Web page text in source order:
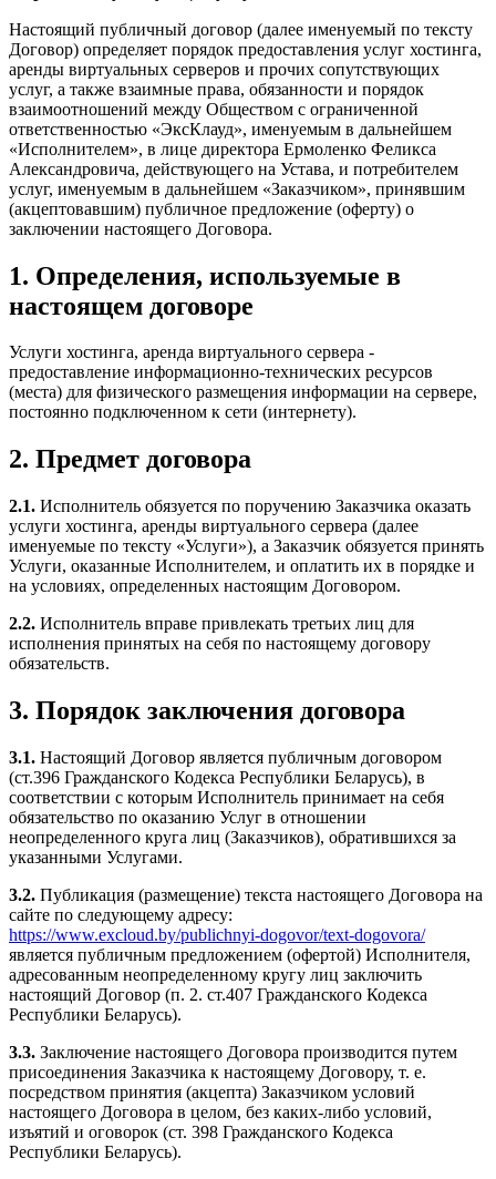
Настоящий публичный договор (далее именуемый по тексту
Договор) определяет порядок предоставления услуг хостинга,
аренды виртуальных серверов и прочих сопутствующих
услуг, а также взаимные права, обязанности и порядок
взаимоотношений между Обществом с ограниченной
ответственностью «ЭксКлауд», именуемым в дальнейшем
«Исполнителем», в лице директора Ермоленко Феликса
Александровича, действующего на Устава, и потребителем
услуг, именуемым в дальнейшем «Заказчиком», принявшим
(акцептовавшим) публичное предложение (оферту) о
заключении настоящего Договора.
1. Определения, используемые в
настоящем договоре
Услуги хостинга, аренда виртуального сервера -
предоставление информационно-технических ресурсов
(места) для физического размещения информации на сервере,
постоянно подключенном к сети (интернету).
2. Предмет договора
2.1. Исполнитель обязуется по поручению Заказчика оказать
услуги хостинга, аренды виртуального сервера (далее
именуемые по тексту «Услуги»), а Заказчик обязуется принять
Услуги, оказанные Исполнителем, и оплатить их в порядке и
на условиях, определенных настоящим Договором.
2.2. Исполнитель вправе привлекать третьих лиц для
исполнения принятых на себя по настоящему договору
обязательств.
3. Порядок заключения договора
3.1. Настоящий Договор является публичным договором
(ст.396 Гражданского Кодекса Республики Беларусь), в
соответствии с которым Исполнитель принимает на себя
обязательство по оказанию Услуг в отношении
неопределенного круга лиц (Заказчиков), обратившихся за
указанными Услугами.
3.2. Публикация (размещение) текста настоящего Договора на
сайте по следующему адресу:
https://www.excloud.by/publichnyi-dogovor/text-dogovora/
является публичным предложением (офертой) Исполнителя,
адресованным неопределенному кругу лиц заключить
настоящий Договор (п. 2. ст.407 Гражданского Кодекса
Республики Беларусь).
3.3. Заключение настоящего Договора производится путем
присоединения Заказчика к настоящему Договору, т. е.
посредством принятия (акцепта) Заказчиком условий
настоящего Договора в целом, без каких-либо условий,
изъятий и оговорок (ст. 398 Гражданского Кодекса
Республики Беларусь).